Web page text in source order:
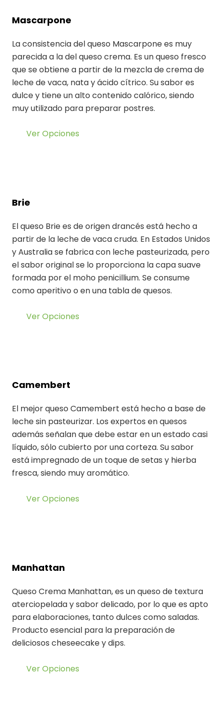
Mascarpone
La consistencia del queso Mascarpone es muy
parecida a la del queso crema. Es un queso fresco
que se obtiene a partir de la mezcla de crema de
leche de vaca, nata y ácido cítrico. Su sabor es
dulce y tiene un alto contenido calórico, siendo
muy utilizado para preparar postres.
Ver Opciones
Brie
El queso Brie es de origen drancés está hecho a
partir de la leche de vaca cruda. En Estados Unidos
y Australia se fabrica con leche pasteurizada, pero
el sabor original se lo proporciona la capa suave
formada por el moho penicillium. Se consume
como aperitivo o en una tabla de quesos.
Ver Opciones
Camembert
El mejor queso Camembert está hecho a base de
leche sin pasteurizar. Los expertos en quesos
además señalan que debe estar en un estado casi
líquido, sólo cubierto por una corteza. Su sabor
está impregnado de un toque de setas y hierba
fresca, siendo muy aromático.
Ver Opciones
Manhattan
Queso Crema Manhattan, es un queso de textura
aterciopelada y sabor delicado, por lo que es apto
para elaboraciones, tanto dulces como saladas.
Producto esencial para la preparación de
deliciosos cheseecake y dips.
Ver Opciones